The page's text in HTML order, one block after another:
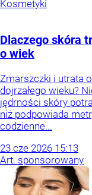
Kosmetyki
Dlaczego skóra
o wiek
Zmarszczki i utrata
dojrzałego wieku?
jędrności skóry
niż podpowiada
codzienne...
23 cze 2026 15:13
Art. sponsorowany